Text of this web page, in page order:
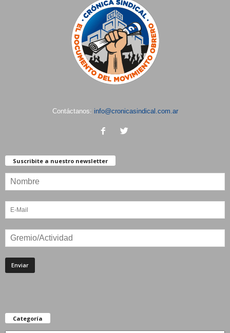
Contáctanos: info@cronicasindical.com.ar
Suscribite a nuestro newsletter
Categoría